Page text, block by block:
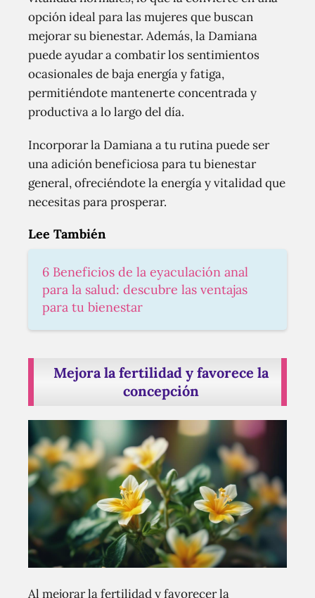
opción ideal para las mujeres que buscan
mejorar su bienestar. Además, la Damiana
puede ayudar a combatir los sentimientos
ocasionales de baja energía y fatiga,
permitiéndote mantenerte concentrada y
productiva a lo largo del día.
Incorporar la Damiana a tu rutina puede ser
una adición beneficiosa para tu bienestar
general, ofreciéndote la energía y vitalidad que
necesitas para prosperar.
Lee También
6 Beneficios de la eyaculación anal
para la salud: descubre las ventajas
para tu bienestar
Mejora la fertilidad y favorece la
concepción
Al mejorar la fertilidad y favorecer la